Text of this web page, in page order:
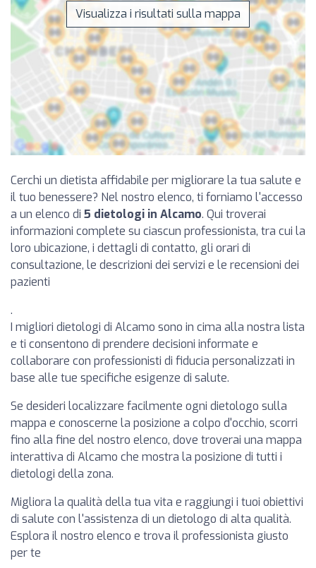
Visualizza i risultati sulla mappa
Cerchi un dietista affidabile per migliorare la tua salute e
il tuo benessere? Nel nostro elenco, ti forniamo l'accesso
a un elenco di 5 dietologi in Alcamo. Qui troverai
informazioni complete su ciascun professionista, tra cui la
loro ubicazione, i dettagli di contatto, gli orari di
consultazione, le descrizioni dei servizi e le recensioni dei
pazienti
.
I migliori dietologi di Alcamo sono in cima alla nostra lista
e ti consentono di prendere decisioni informate e
collaborare con professionisti di fiducia personalizzati in
base alle tue specifiche esigenze di salute.
Se desideri localizzare facilmente ogni dietologo sulla
mappa e conoscerne la posizione a colpo d'occhio, scorri
fino alla fine del nostro elenco, dove troverai una mappa
interattiva di Alcamo che mostra la posizione di tutti i
dietologi della zona.
Migliora la qualità della tua vita e raggiungi i tuoi obiettivi
di salute con l'assistenza di un dietologo di alta qualità.
Esplora il nostro elenco e trova il professionista giusto
per te